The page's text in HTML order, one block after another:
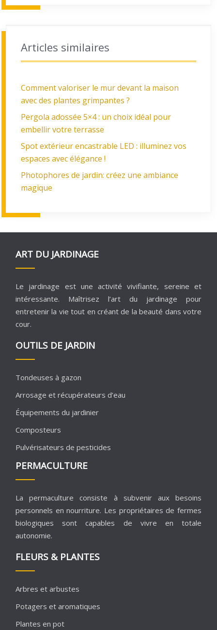
Articles similaires
Comment valoriser le mur devant la maison
avec des plantes grimpantes ?
Pergola adossée 5×4 : un choix idéal pour
embellir votre terrasse
Spot extérieur encastrable LED : illuminez vos
espaces avec élégance !
Photophores de jardin: créez une ambiance
magique
ART DU JARDINAGE
Le jardinage est une activité vivifiante, sereine et
intéressante. Maîtrisez l’art du jardinage pour
entretenir la vie tout en créant de la beauté dans votre
cour.
OUTILS DE JARDIN
Tondeuses à gazon
Arrosage et récupérateurs d’eau
Équipements du jardinier
Composteurs
Pulvérisateurs de pesticides
PERMACULTURE
La permaculture consiste à subvenir aux besoins
personnels en nourriture. Les propriétaires de fermes
biologiques sont capables de vivre en totale
autonomie.
FLEURS & PLANTES
Arbres et arbustes
Potagers et aromatiques
Plantes en pot